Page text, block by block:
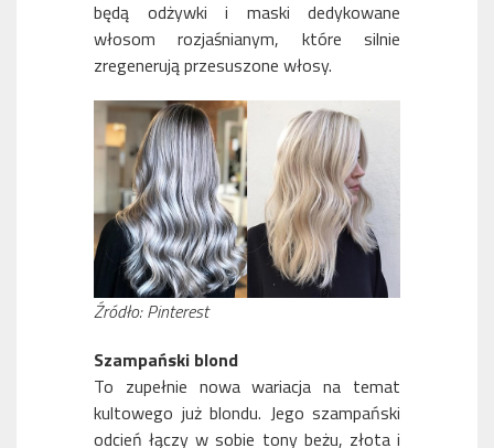
będą odżywki i maski dedykowane
włosom rozjaśnianym, które silnie
zregenerują przesuszone włosy.
Źródło: Pinterest
Szampański blond
To zupełnie nowa wariacja na temat
kultowego już blondu. Jego szampański
odcień łączy w sobie tony beżu, złota i